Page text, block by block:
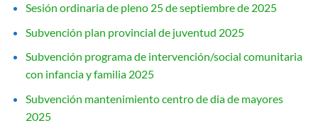
Sesión ordinaria de pleno 25 de septiembre de 2025
Subvención plan provincial de juventud 2025
Subvención programa de intervención/social comunitaria
con infancia y familia 2025
Subvención mantenimiento centro de dia de mayores
2025